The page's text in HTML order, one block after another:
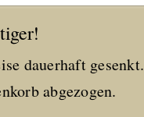
dauerhaft gesenkt.
abgezogen.